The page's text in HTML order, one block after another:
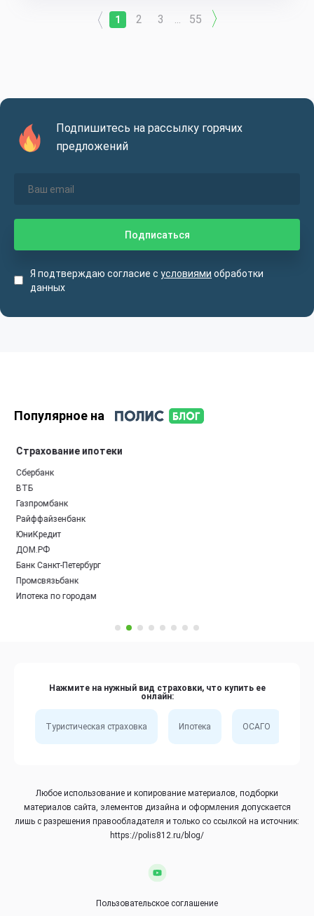
1 2 3 55
Подпишитесь на рассылку горячих
предложений
Я подтверждаю согласие с условиями обработки
данных
Популярное на
Страхование ипотеки
Сбербанк
ВТБ
Газпромбанк
Райффайзенбанк
ЮниКредит
ДОМ.РФ
Банк Санкт-Петербург
Промсвязьбанк
Ипотека по городам
Нажмите на нужный вид страховки, что купить ее
онлайн:
Туристическая страховка Ипотека ОСАГО
Любое использование и копирование материалов, подборки
материалов сайта, элементов дизайна и оформления допускается
лишь с разрешения правообладателя и только со ссылкой на источник:
https://polis812.ru/blog/
Пользовательское соглашение